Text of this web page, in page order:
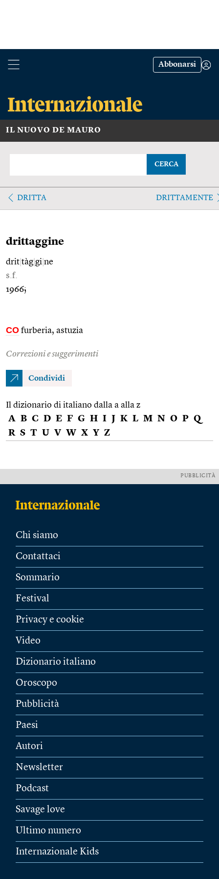
Abbonarsi
IL NUOVO DE MAURO
CERCA
DRITTA DRITTAMENTE
drittaggine
drit tàg gi ne
s.f.
1966;
CO furberia, astuzia
Correzioni e suggerimenti
Condividi
Il dizionario di italiano dalla a alla z
A B C D E F G H I J K L M N O P Q
R S T U V W X Y Z
PUBBLICITÀ
Chi siamo
Contattaci
Sommario
Festival
Privacy e cookie
Video
Dizionario italiano
Oroscopo
Pubblicità
Paesi
Autori
Newsletter
Podcast
Savage love
Ultimo numero
Internazionale Kids